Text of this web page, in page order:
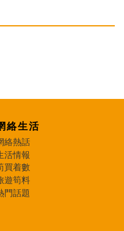
絡生活
絡熱話
活情報
買着數
遊筍料
門話題